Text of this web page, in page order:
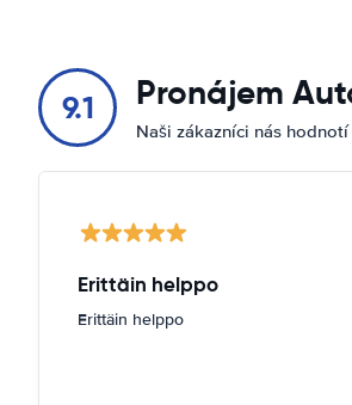
9.1 Pronájem
Naši zákazníci nás hodnotí
Erittäin helppo
Erittäin helppo